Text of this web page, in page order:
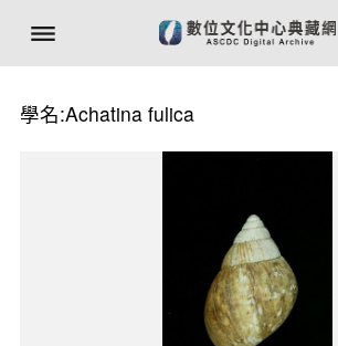
學名:Achatina fulica